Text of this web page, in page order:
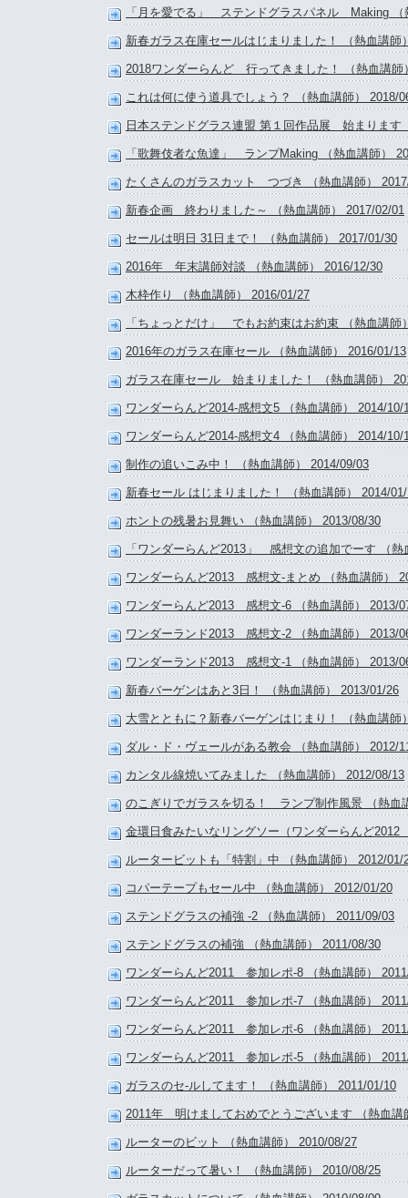
「月を愛でる」 ステンドグラスパネル Making （
新春ガラス在庫セールはじまりました！ （熱血講師
2018ワンダーらんど 行ってきました！ （熱血講師
これは何に使う道具でしょう？ （熱血講師） 2018/
日本ステンドグラス連盟 第１回作品展 始まります
「歌舞伎者な魚達」 ランプMaking （熱血講師）
たくさんのガラスカット つづき （熱血講師）
新春企画 終わりました～ （熱血講師） 2017/02/01
セールは明日 31日まで！ （熱血講師） 2017/01/30
2016年 年末講師対談 （熱血講師） 2016/12/30
木枠作り （熱血講師） 2016/01/27
「ちょっとだけ」 でもお約束はお約束 （熱血講師
2016年のガラス在庫セール （熱血講師） 2016/01/13
ガラス在庫セール 始まりました！ （熱血講師）
ワンダーらんど2014-感想文5 （熱血講師） 2014/10/
ワンダーらんど2014-感想文4 （熱血講師） 2014/10/
制作の追いこみ中！ （熱血講師） 2014/09/03
新春セール はじまりました！ （熱血講師） 2014/
ホントの残暑お見舞い （熱血講師） 2013/08/30
「ワンダーらんど2013」 感想文の追加でーす （熱
ワンダーらんど2013 感想文-まとめ （熱血講師）
ワンダーらんど2013 感想文-6 （熱血講師） 2013/
ワンダーランド2013 感想文-2 （熱血講師） 2013/
ワンダーランド2013 感想文-1 （熱血講師） 2013/
新春バーゲンはあと3日！ （熱血講師） 2013/01/26
大雪とともに？新春バーゲンはじまり！ （熱血講師
ダル・ド・ヴェールがある教会 （熱血講師） 2012/
カンタル線焼いてみました （熱血講師） 2012/08/13
のこぎりでガラスを切る！ ランプ制作風景 （熱血
金環日食みたいなリングソー（ワンダーらんど
ルータービットも「特割」中 （熱血講師） 2012/01/
コパーテープもセール中 （熱血講師） 2012/01/20
ステンドグラスの補強 -2 （熱血講師） 2011/09/03
ステンドグラスの補強 （熱血講師） 2011/08/30
ワンダーらんど2011 参加レポ-8 （熱血講師）
ワンダーらんど2011 参加レポ-7 （熱血講師）
ワンダーらんど2011 参加レポ-6 （熱血講師）
ワンダーらんど2011 参加レポ-5 （熱血講師）
ガラスのセ-ルしてます！ （熱血講師） 2011/01/10
2011年 明けましておめでとうございます （熱血講
ルーターのビット （熱血講師） 2010/08/27
ルーターだって暑い！ （熱血講師） 2010/08/25